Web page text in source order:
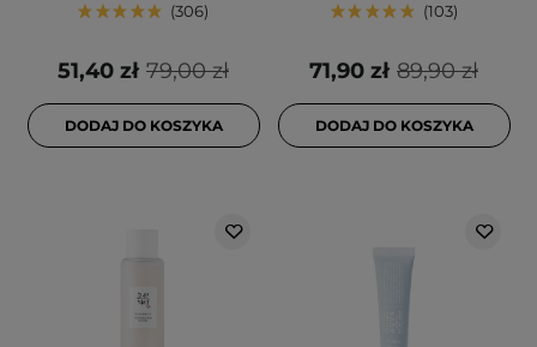
306
79,00 zł
51,40 zł
DODAJ DO KOSZYKA
103
89,90 zł
71,90 zł
DODAJ DO KOSZYKA